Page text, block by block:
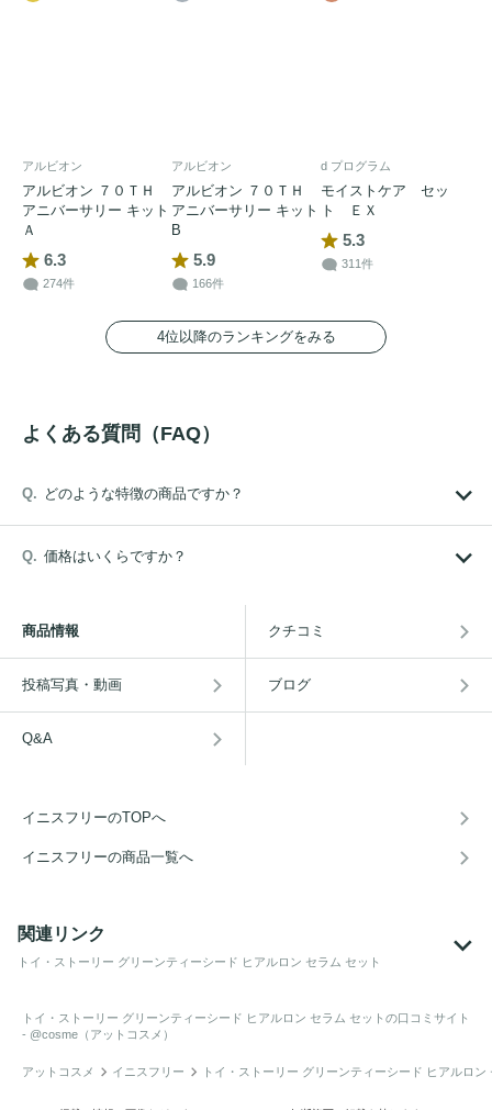
アルビオン
アルビオン ７０ＴＨ
アニバーサリー キット
Ａ
6.3
274件
アルビオン
アルビオン ７０ＴＨ
アニバーサリー キット
B
5.9
166件
d プログラム
モイストケア セッ
ト ＥＸ
5.3
311件
4位以降のランキングをみる
よくある質問（FAQ）
どのような特徴の商品ですか？
価格はいくらですか？
商品情報 クチコミ
投稿写真・動画 ブログ
Q&A
イニスフリーのTOPへ
イニスフリーの商品一覧へ
関連リンク
トイ・ストーリー グリーンティーシード ヒアルロン セラム セット
トイ・ストーリー グリーンティーシード ヒアルロン セラム セット の口コミサイト
- @cosme（アットコスメ）
アットコスメ イニスフリー トイ・ストーリー グリーンティーシード ヒアルロン